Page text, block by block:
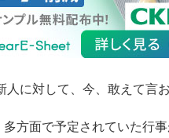
に対して、今、敢えて言
方面で予定されていた行